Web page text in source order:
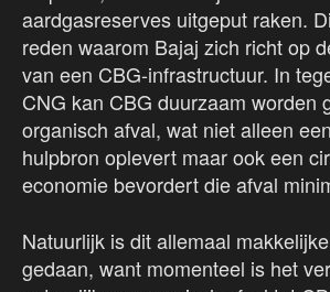
aardgasreserves uitgeput raken.
reden waarom Bajaj zich richt op
van een CBG-infrastructuur. In
CNG kan CBG duurzaam worden
organisch afval, wat niet alleen
hulpbron oplevert maar ook een
economie bevordert die afval
Natuurlijk is dit allemaal
gedaan, want momenteel is het